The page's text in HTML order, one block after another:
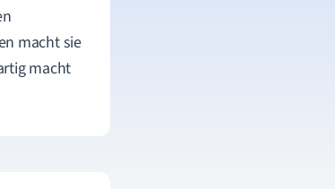
macht sie
macht